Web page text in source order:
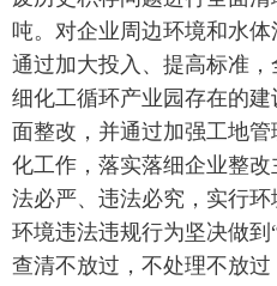
吨。对企业周边环境和水体
通过加大投入、提高标准
细化工循环产业园存在的
面整改，并通过加强工地
化工作，落实落细企业整
法必严、违法必究，实行
环境违法违规行为坚决做
查清不放过，不处理不放